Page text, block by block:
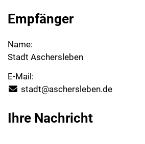
Empfänger
Name:
Stadt Aschersleben
E-Mail:
stadt@aschersleben.de
Ihre Nachricht